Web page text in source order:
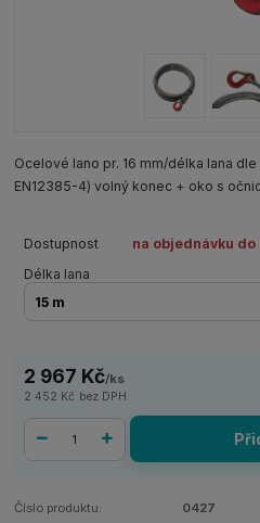
Ocelové lano pr. 16 mm/délka lana
EN12385-4) volný konec + oko s
Dostupnost
na objednávku do
Délka lana
2 967 Kč/ks
2 452 Kč bez DPH
Číslo produktu: 0427